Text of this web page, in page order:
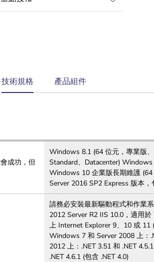
current
tab:
技術規格 產品組件
成功，但
Windows 8.1 (64 位元，專業版
Standard、Datacenter)
Windows 10 企業版長期維護
Server 2016 SP2 Express 版本，
請務必安裝最新驅動程式和作業
2012 Server R2 IIS 10.0，適用
上 Internet Explorer 9、10 或 11
Windows 7 和 Server 2008 上：
2012 上：.NET 3.51 和 .NET
.NET 4.6.1 (包含 .NET 4.0)